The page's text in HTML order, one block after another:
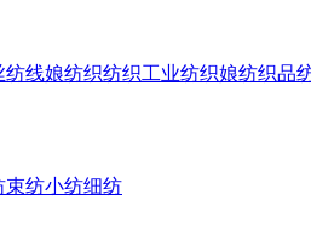
纺线娘纺织纺织工业纺织娘纺织品
束纺小纺细纺